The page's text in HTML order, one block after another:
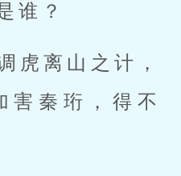
谁？
虎离山之计，
害秦珩，得不